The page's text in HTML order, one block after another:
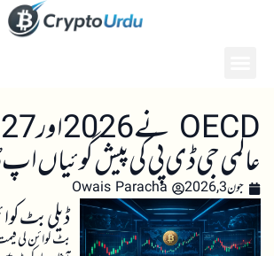
عالمی جی ڈی پی کی پیش گوئیاں
جون 3, 2026 Owais Paracha
ڈیلی بٹ
بٹ کوائن کی